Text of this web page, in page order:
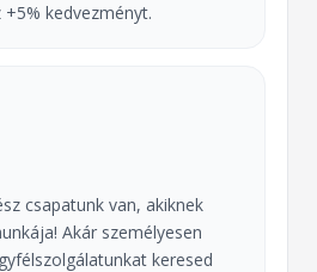
kedvezményt.
csapatunk van, akiknek
Akár személyesen
keresed